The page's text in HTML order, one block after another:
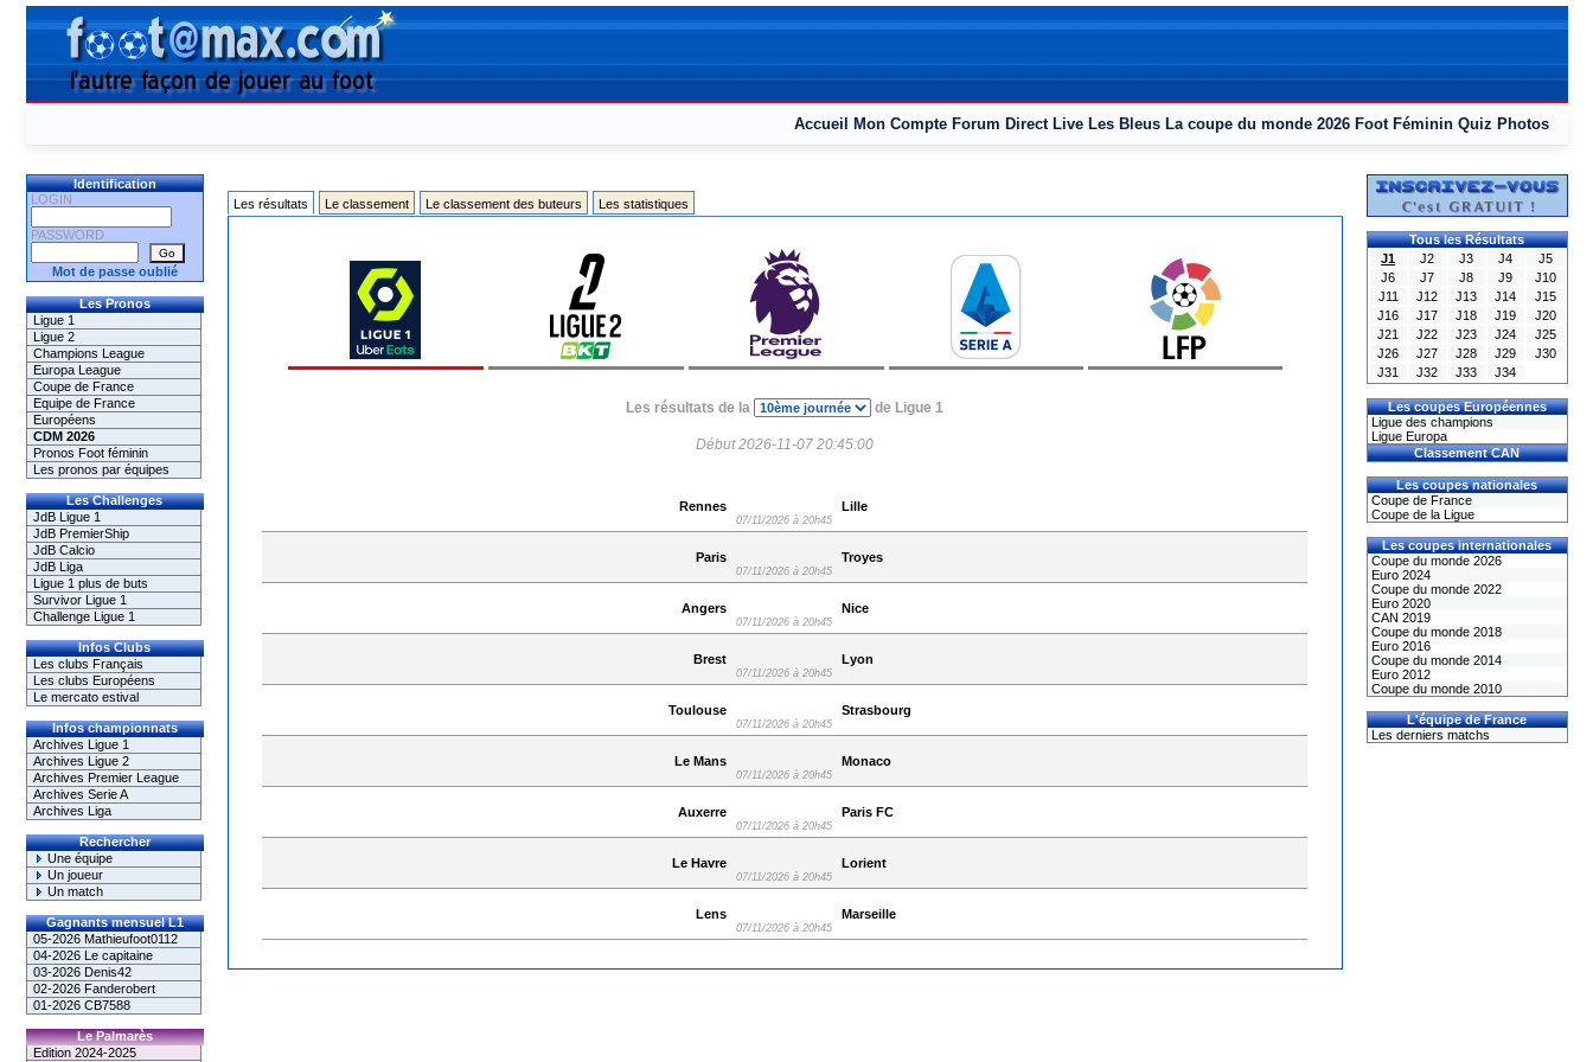
Accueil Mon Compte Forum Direct Live Les Bleus La coupe du monde 2026 Foot Féminin Quiz Photos
Identification
LOGIN
PASSWORD
Mot de passe oublié
Les Pronos
Ligue 1
Ligue 2
Champions League
Europa League
Coupe de France
Equipe de France
Européens
CDM 2026
Pronos Foot féminin
Les pronos par équipes
Les Challenges
JdB Ligue 1
JdB PremierShip
JdB Calcio
JdB Liga
Ligue 1 plus de buts
Survivor Ligue 1
Challenge Ligue 1
Infos Clubs
Les clubs Français
Les clubs Européens
Le mercato estival
Infos championnats
Archives Ligue 1
Archives Ligue 2
Archives Premier League
Archives Serie A
Archives Liga
Rechercher
Une équipe
Un joueur
Un match
Gagnants mensuel L1
05-2026 Mathieufoot0112
04-2026 Le capitaine
03-2026 Denis42
02-2026 Fanderobert
01-2026 CB7588
Le Palmarès
Edition 2024-2025
Les résultats Le classement Le classement des buteurs Les statistiques
Les résultats de la de Ligue 1
Début 2026-11-07 20:45:00
Rennes
07/11/2026 à 20h45
Lille
Paris
07/11/2026 à 20h45
Troyes
Angers
07/11/2026 à 20h45
Nice
Brest
07/11/2026 à 20h45
Lyon
Toulouse
07/11/2026 à 20h45
Strasbourg
Le Mans
07/11/2026 à 20h45
Monaco
Auxerre
07/11/2026 à 20h45
Paris FC
Le Havre
07/11/2026 à 20h45
Lorient
Lens
07/11/2026 à 20h45
Marseille
Tous les Résultats
J1
J2 J3 J4
J5
J6
J7 J8 J9
J10
J11
J12 J13 J14
J15
J16
J17 J18 J19
J20
J21
J22 J23 J24
J25
J26
J27 J28 J29
J30
J31
J32 J33 J34
Les coupes Européennes
Ligue des champions
Ligue Europa
Classement CAN
Les coupes nationales
Coupe de France
Coupe de la Ligue
Les coupes internationales
Coupe du monde 2026
Euro 2024
Coupe du monde 2022
Euro 2020
CAN 2019
Coupe du monde 2018
Euro 2016
Coupe du monde 2014
Euro 2012
Coupe du monde 2010
L'équipe de France
Les derniers matchs